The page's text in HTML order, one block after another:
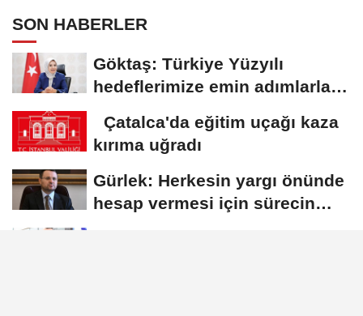
SON HABERLER
Göktaş: Türkiye Yüzyılı
hedeflerimize emin adımlarla
Çatalca'da eğitim uçağı kaza
kırıma uğradı
Gürlek: Herkesin yargı önünde
hesap vermesi için sürecin